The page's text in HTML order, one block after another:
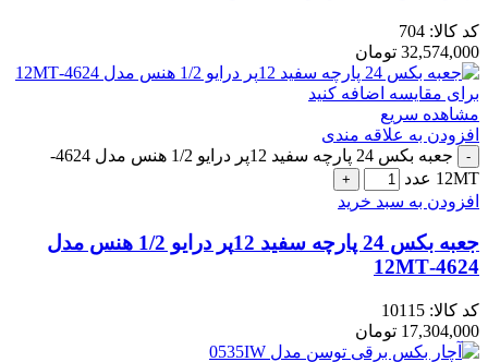
کد کالا: 704
32,574,000 تومان
برای مقایسه اضافه کنید
مشاهده سریع
افزودن به علاقه مندی
جعبه بکس 24 پارچه سفید 12پر درایو 1/2 هنس مدل 4624-
12MT عدد
افزودن به سبد خرید
جعبه بکس 24 پارچه سفید 12پر درایو 1/2 هنس مدل
4624-12MT
کد کالا: 10115
17,304,000 تومان